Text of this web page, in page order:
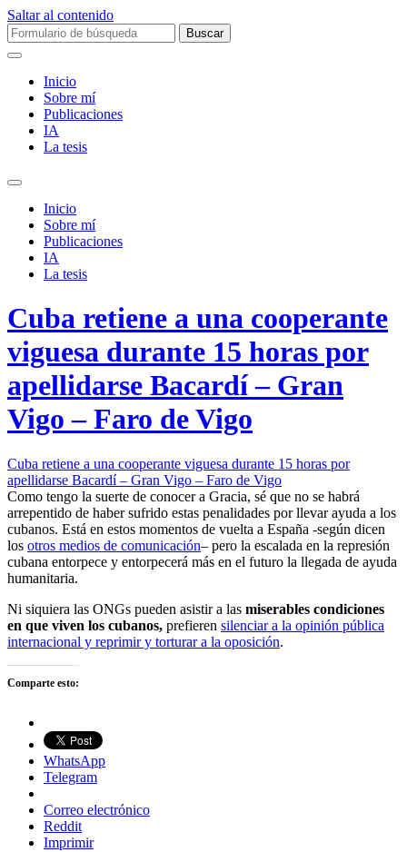
Saltar al contenido
Buscar:
Inicio
Sobre mí­
Publicaciones
IA
La tesis
Alternar
campo
búsqueda
Inicio
Sobre mí­
Publicaciones
IA
La tesis
Cuba retiene a una cooperante
viguesa durante 15 horas por
apellidarse Bacardí – Gran
Vigo – Faro de Vigo
Cuba retiene a una cooperante viguesa durante 15 horas por
apellidarse Bacardí – Gran Vigo – Faro de Vigo
Como tengo la suerte de conocer a Gracia, sé que no se habrá
arrepentido de haber sufrido estas penalidades por llevar ayuda a los
cubanos. Está en estos momentos de vuelta a España -según dicen
los otros medios de comunicación– pero la escalada en la represión
cubana entorpece y entorpecerá más en el futuro la llegada de ayuda
humanitaria.
Ni siquiera las ONGs pueden asistir a las miserables condiciones
en que viven los cubanos, prefieren silenciar a la opinión pública
internacional y reprimir y torturar a la oposición.
Comparte esto:
WhatsApp
Telegram
Correo electrónico
Reddit
Imprimir